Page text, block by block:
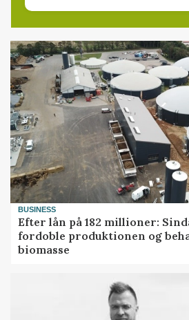
BUSINESS
Efter lån på 182 millioner:
fordoble produktionen og
biomasse